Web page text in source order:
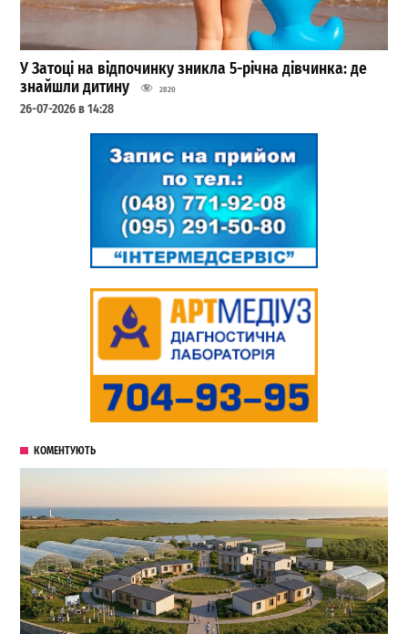
У Затоці на відпочинку зникла 5-річна дівчинка: де
знайшли дитину
2820
26-07-2026 в 14:28
КОМЕНТУЮТЬ